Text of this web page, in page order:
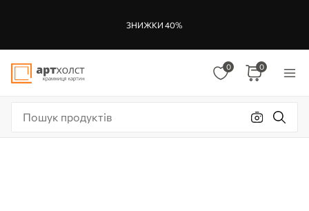
ЗНИЖКИ 40%
0 0